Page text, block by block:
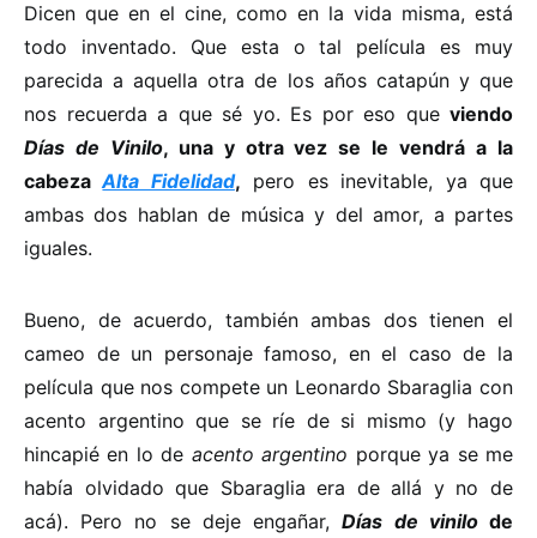
Dicen que en el cine, como en la vida misma, está
todo inventado. Que esta o tal película es muy
parecida a aquella otra de los años catapún y que
nos recuerda a que sé yo. Es por eso que viendo
Días de Vinilo, una y otra vez se le vendrá a la
cabezaAlta Fidelidad, pero es inevitable, ya que
ambas dos hablan de música y del amor, a partes
iguales.
Bueno, de acuerdo, también ambas dos tienen el
cameo de un personaje famoso, en el caso de la
película que nos compete un Leonardo Sbaraglia con
acento argentino que se ríe de si mismo (y hago
hincapié en lo de acento argentino porque ya se me
había olvidado que Sbaraglia era de allá y no de
acá). Pero no se deje engañar,Días de vinilode